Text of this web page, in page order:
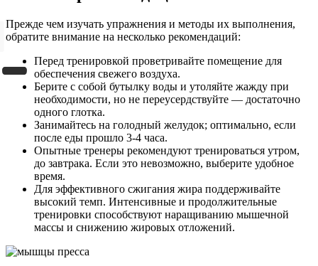
Прежде чем изучать упражнения и методы их выполнения,
обратите внимание на несколько рекомендаций:
Перед тренировкой проветривайте помещение для
обеспечения свежего воздуха.
Берите с собой бутылку воды и утоляйте жажду при
необходимости, но не переусердствуйте — достаточно
одного глотка.
Занимайтесь на голодный желудок; оптимально, если
после еды прошло 3-4 часа.
Опытные тренеры рекомендуют тренироваться утром,
до завтрака. Если это невозможно, выберите удобное
время.
Для эффективного сжигания жира поддерживайте
высокий темп. Интенсивные и продолжительные
тренировки способствуют наращиванию мышечной
массы и снижению жировых отложений.